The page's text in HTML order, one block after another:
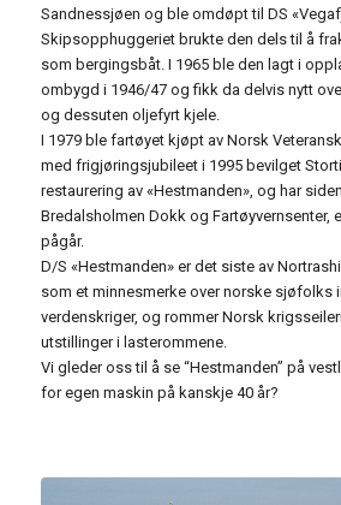
Sandnessjøen og ble omdøpt til DS
Skipsopphuggeriet brukte den dels til å
som bergingsbåt. I 1965 ble den lagt i
ombygd i 1946/47 og fikk da delvis nytt
og dessuten oljefyrt kjele.
I 1979 ble fartøyet kjøpt av Norsk
med frigjøringsjubileet i 1995 bevilget
restaurering av «Hestmanden», og har
Bredalsholmen Dokk og Fartøyvernsenter,
pågår.
D/S «Hestmanden» er det siste av
som et minnesmerke over norske sjøfolks
verdenskriger, og rommer Norsk
utstillinger i lasterommene.
Vi gleder oss til å se “Hestmanden” på
for egen maskin på kanskje 40 år?